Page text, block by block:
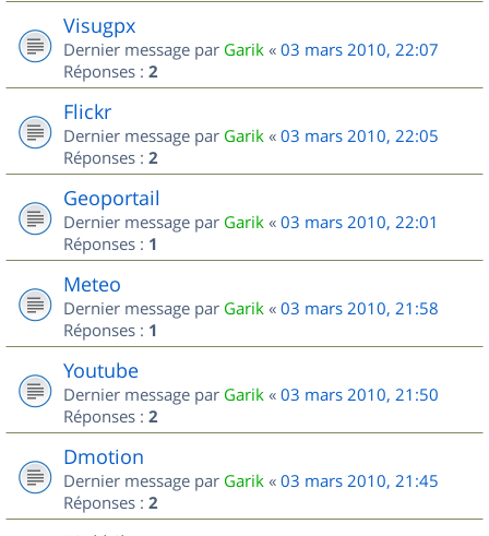
Visugpx
Dernier message par Garik « 03 mars 2010, 22:07
Réponses : 2
Flickr
Dernier message par Garik « 03 mars 2010, 22:05
Réponses : 2
Geoportail
Dernier message par Garik « 03 mars 2010, 22:01
Réponses : 1
Meteo
Dernier message par Garik « 03 mars 2010, 21:58
Réponses : 1
Youtube
Dernier message par Garik « 03 mars 2010, 21:50
Réponses : 2
Dmotion
Dernier message par Garik « 03 mars 2010, 21:45
Réponses : 2